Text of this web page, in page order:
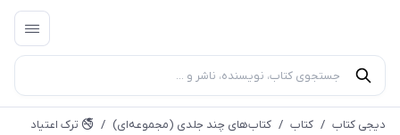
دیجی کتاب / کتاب / کتاب‌های چند جلدی (مجموعه‌ای) / 🚭︎ ترک اعتیاد